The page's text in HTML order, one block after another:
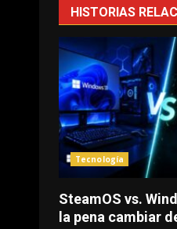
HISTORIAS
Tecnología
SteamOS vs.
la pena cambiar